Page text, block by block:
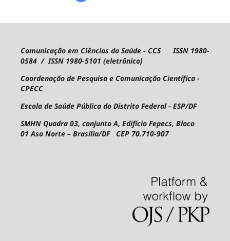
Comunicação em Ciências da Saúde - CCS ISSN 1980-
0584 / ISSN 1980-5101 (eletrônico)
Coordenação de Pesquisa e Comunicação Científica -
CPECC
Escola de Saúde Pública do Distrito Federal - ESP/DF
SMHN Quadra 03, conjunto A, Edifício Fepecs, Bloco
01 Asa Norte – Brasília/DF CEP 70.710-907